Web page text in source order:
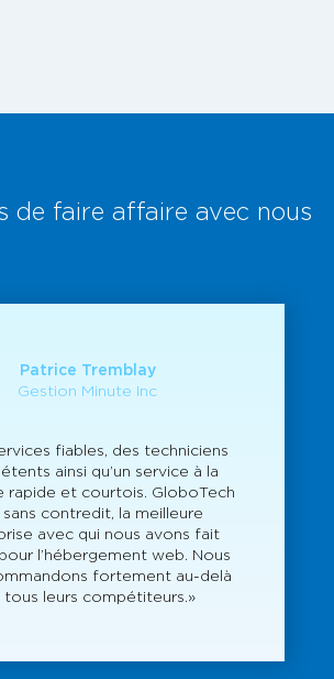
de faire affaire avec nous
Patrice Tremblay
Gestion Minute Inc
fiables, des techniciens
ainsi qu’un service à la
rapide et courtois. GloboTech
sans contredit, la meilleure
avec qui nous avons fait
l’hébergement web. Nous
fortement au-delà
tous leurs compétiteurs.»